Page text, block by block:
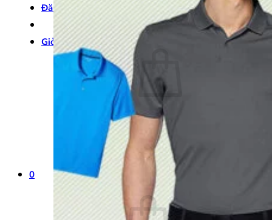
Đăng nhập
Giỏ hàng / 0₫ 0
Chưa có sản phẩm trong giỏ hàng.
Quay trở lại cửa hàng
0
Giỏ hàng